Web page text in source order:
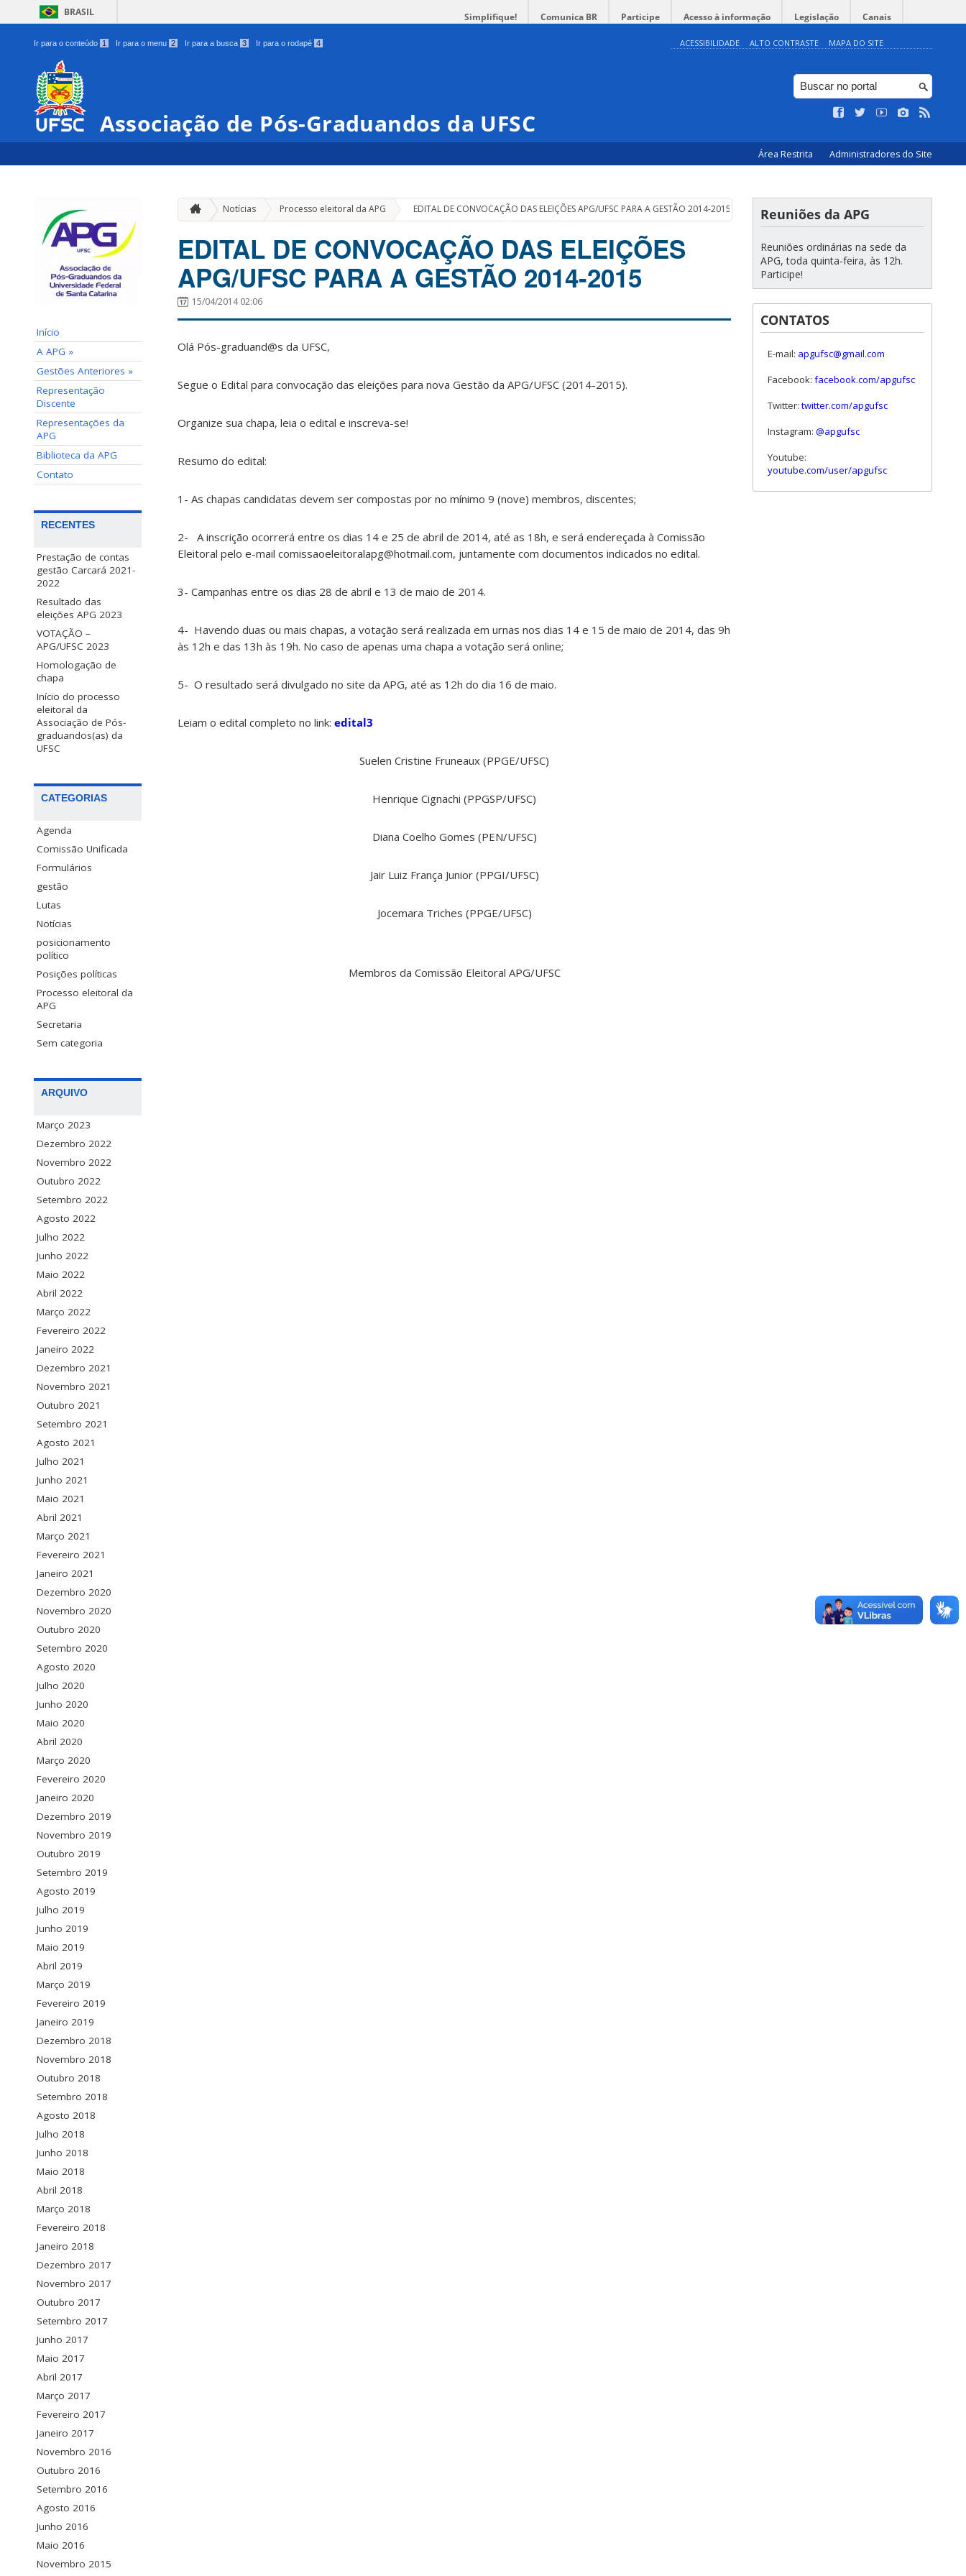
BRASIL Simplifique! Comunica BR Participe Acesso à informação Legislação Canais
Ir para o conteúdo 1 Ir para o menu 2 Ir para a busca 3 Ir para o rodapé 4 ACESSIBILIDADE ALTO CONTRASTE MAPA DO SITE
Associação de Pós-Graduandos da UFSC
Área Restrita Administradores do Site
Início
A APG »
Gestões Anteriores »
Representação
Discente
Representações da
APG
Biblioteca da APG
Contato
RECENTES
Prestação de contas
gestão Carcará 2021-
2022
Resultado das
eleições APG 2023
VOTAÇÃO –
APG/UFSC 2023
Homologação de
chapa
Início do processo
eleitoral da
Associação de Pós-
graduandos(as) da
UFSC
CATEGORIAS
Agenda
Comissão Unificada
Formulários
gestão
Lutas
Notícias
posicionamento
político
Posições políticas
Processo eleitoral da
APG
Secretaria
Sem categoria
ARQUIVO
Março 2023
Dezembro 2022
Novembro 2022
Outubro 2022
Setembro 2022
Agosto 2022
Julho 2022
Junho 2022
Maio 2022
Abril 2022
Março 2022
Fevereiro 2022
Janeiro 2022
Dezembro 2021
Novembro 2021
Outubro 2021
Setembro 2021
Agosto 2021
Julho 2021
Junho 2021
Maio 2021
Abril 2021
Março 2021
Fevereiro 2021
Janeiro 2021
Dezembro 2020
Novembro 2020
Outubro 2020
Setembro 2020
Agosto 2020
Julho 2020
Junho 2020
Maio 2020
Abril 2020
Março 2020
Fevereiro 2020
Janeiro 2020
Dezembro 2019
Novembro 2019
Outubro 2019
Setembro 2019
Agosto 2019
Julho 2019
Junho 2019
Maio 2019
Abril 2019
Março 2019
Fevereiro 2019
Janeiro 2019
Dezembro 2018
Novembro 2018
Outubro 2018
Setembro 2018
Agosto 2018
Julho 2018
Junho 2018
Maio 2018
Abril 2018
Março 2018
Fevereiro 2018
Janeiro 2018
Dezembro 2017
Novembro 2017
Outubro 2017
Setembro 2017
Junho 2017
Maio 2017
Abril 2017
Março 2017
Fevereiro 2017
Janeiro 2017
Novembro 2016
Outubro 2016
Setembro 2016
Agosto 2016
Junho 2016
Maio 2016
Novembro 2015
Notícias Processo eleitoral da APG » EDITAL DE CONVOCAÇÃO DAS ELEIÇÕES APG/UFSC PARA A GESTÃO 2014-2015
EDITAL DE CONVOCAÇÃO DAS ELEIÇÕES
APG/UFSC PARA A GESTÃO 2014-2015
15/04/2014 02:06
Olá Pós-graduand@s da UFSC,
Segue o Edital para convocação das eleições para nova Gestão da APG/UFSC (2014-2015).
Organize sua chapa, leia o edital e inscreva-se!
Resumo do edital:
1- As chapas candidatas devem ser compostas por no mínimo 9 (nove) membros, discentes;
2- A inscrição ocorrerá entre os dias 14 e 25 de abril de 2014, até as 18h, e será endereçada à Comissão
Eleitoral pelo e-mail comissaoeleitoralapg@hotmail.com, juntamente com documentos indicados no edital.
3- Campanhas entre os dias 28 de abril e 13 de maio de 2014.
4- Havendo duas ou mais chapas, a votação será realizada em urnas nos dias 14 e 15 de maio de 2014, das 9h
às 12h e das 13h às 19h. No caso de apenas uma chapa a votação será online;
5- O resultado será divulgado no site da APG, até as 12h do dia 16 de maio.
Leiam o edital completo no link: edital3
Suelen Cristine Fruneaux (PPGE/UFSC)
Henrique Cignachi (PPGSP/UFSC)
Diana Coelho Gomes (PEN/UFSC)
Jair Luiz França Junior (PPGI/UFSC)
Jocemara Triches (PPGE/UFSC)
Membros da Comissão Eleitoral APG/UFSC
Reuniões da APG
Reuniões ordinárias na sede da
APG, toda quinta-feira, às 12h.
Participe!
CONTATOS
E-mail: apgufsc@gmail.com
Facebook: facebook.com/apgufsc
Twitter: twitter.com/apgufsc
Instagram: @apgufsc
Youtube:
youtube.com/user/apgufsc